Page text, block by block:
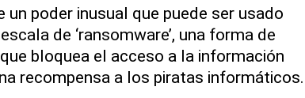
un poder inusual que puede ser usado
de ‘ransomware’, una forma de
bloquea el acceso a la información
recompensa a los piratas informáticos.